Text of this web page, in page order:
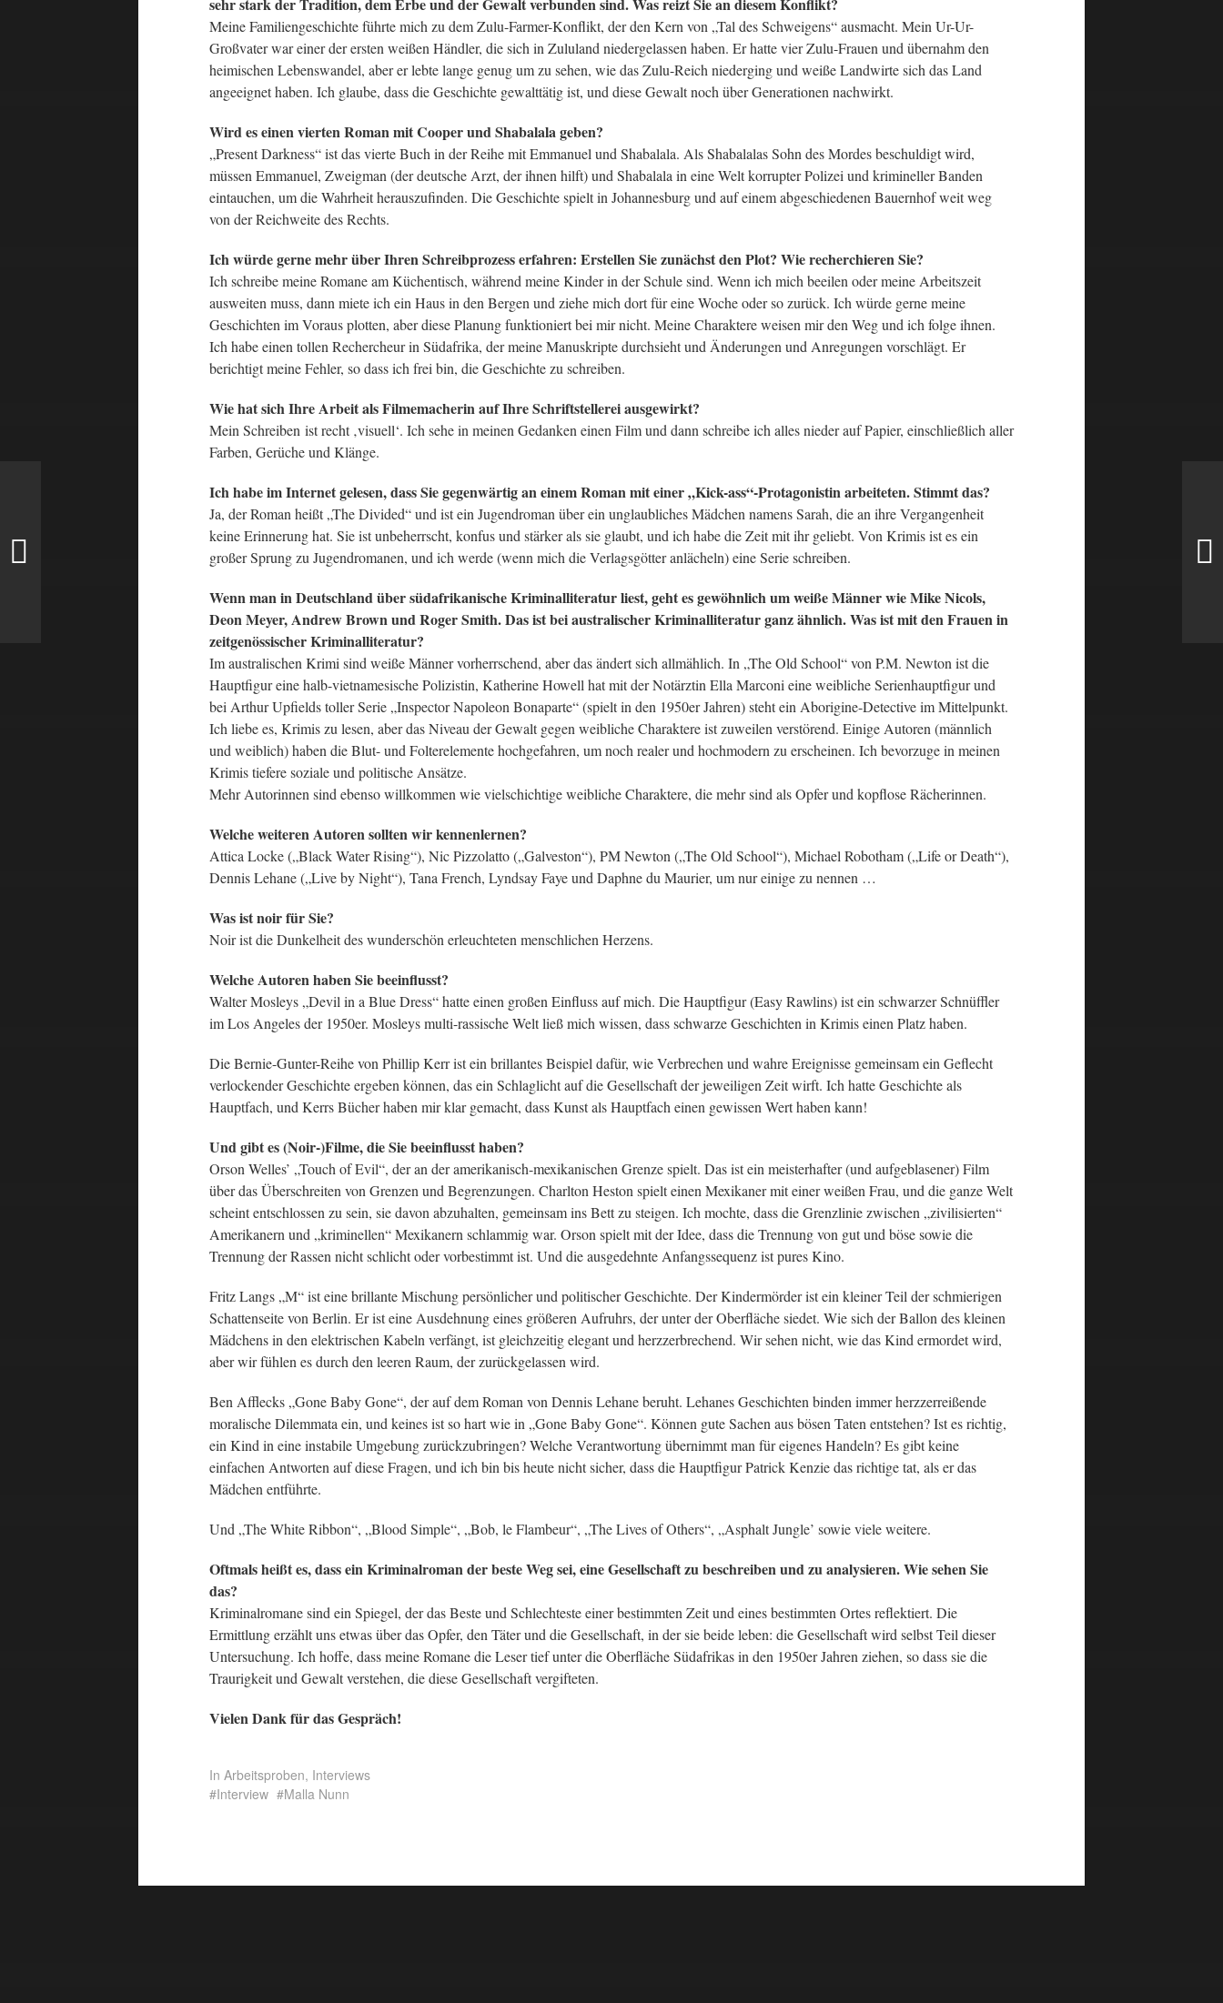
Meine Familiengeschichte führte mich zu dem Zulu-Farmer-Konflikt, der den Kern von „Tal des Schweigens“ ausmacht. Mein Ur-Ur-
Großvater war einer der ersten weißen Händler, die sich in Zululand niedergelassen haben. Er hatte vier Zulu-Frauen und übernahm den
heimischen Lebenswandel, aber er lebte lange genug um zu sehen, wie das Zulu-Reich niederging und weiße Landwirte sich das Land
angeeignet haben. Ich glaube, dass die Geschichte gewalttätig ist, und diese Gewalt noch über Generationen nachwirkt.
Wird es einen vierten Roman mit Cooper und Shabalala geben?
„Present Darkness“ ist das vierte Buch in der Reihe mit Emmanuel und Shabalala. Als Shabalalas Sohn des Mordes beschuldigt wird,
müssen Emmanuel, Zweigman (der deutsche Arzt, der ihnen hilft) und Shabalala in eine Welt korrupter Polizei und krimineller Banden
eintauchen, um die Wahrheit herauszufinden. Die Geschichte spielt in Johannesburg und auf einem abgeschiedenen Bauernhof weit weg
von der Reichweite des Rechts.
Ich würde gerne mehr über Ihren Schreibprozess erfahren: Erstellen Sie zunächst den Plot? Wie recherchieren Sie?
Ich schreibe meine Romane am Küchentisch, während meine Kinder in der Schule sind. Wenn ich mich beeilen oder meine Arbeitszeit
ausweiten muss, dann miete ich ein Haus in den Bergen und ziehe mich dort für eine Woche oder so zurück. Ich würde gerne meine
Geschichten im Voraus plotten, aber diese Planung funktioniert bei mir nicht. Meine Charaktere weisen mir den Weg und ich folge ihnen.
Ich habe einen tollen Rechercheur in Südafrika, der meine Manuskripte durchsieht und Änderungen und Anregungen vorschlägt. Er
berichtigt meine Fehler, so dass ich frei bin, die Geschichte zu schreiben.
Wie hat sich Ihre Arbeit als Filmemacherin auf Ihre Schriftstellerei ausgewirkt?
Mein Schreiben ist recht ‚visuell‘. Ich sehe in meinen Gedanken einen Film und dann schreibe ich alles nieder auf Papier, einschließlich aller
Farben, Gerüche und Klänge.
Ich habe im Internet gelesen, dass Sie gegenwärtig an einem Roman mit einer „Kick-ass“-Protagonistin arbeiteten. Stimmt das?
Ja, der Roman heißt „The Divided“ und ist ein Jugendroman über ein unglaubliches Mädchen namens Sarah, die an ihre Vergangenheit
keine Erinnerung hat. Sie ist unbeherrscht, konfus und stärker als sie glaubt, und ich habe die Zeit mit ihr geliebt. Von Krimis ist es ein
großer Sprung zu Jugendromanen, und ich werde (wenn mich die Verlagsgötter anlächeln) eine Serie schreiben.
Wenn man in Deutschland über südafrikanische Kriminalliteratur liest, geht es gewöhnlich um weiße Männer wie Mike Nicols,
Deon Meyer, Andrew Brown und Roger Smith. Das ist bei australischer Kriminalliteratur ganz ähnlich. Was ist mit den Frauen in
zeitgenössischer Kriminalliteratur?
Im australischen Krimi sind weiße Männer vorherrschend, aber das ändert sich allmählich. In „The Old School“ von P.M. Newton ist die
Hauptfigur eine halb-vietnamesische Polizistin, Katherine Howell hat mit der Notärztin Ella Marconi eine weibliche Serienhauptfigur und
bei Arthur Upfields toller Serie „Inspector Napoleon Bonaparte“ (spielt in den 1950er Jahren) steht ein Aborigine-Detective im Mittelpunkt.
Ich liebe es, Krimis zu lesen, aber das Niveau der Gewalt gegen weibliche Charaktere ist zuweilen verstörend. Einige Autoren (männlich
und weiblich) haben die Blut- und Folterelemente hochgefahren, um noch realer und hochmodern zu erscheinen. Ich bevorzuge in meinen
Krimis tiefere soziale und politische Ansätze.
Mehr Autorinnen sind ebenso willkommen wie vielschichtige weibliche Charaktere, die mehr sind als Opfer und kopflose Rächerinnen.
Welche weiteren Autoren sollten wir kennenlernen?
Attica Locke („Black Water Rising“), Nic Pizzolatto („Galveston“), PM Newton („The Old School“), Michael Robotham („Life or Death“),
Dennis Lehane („Live by Night“), Tana French, Lyndsay Faye und Daphne du Maurier, um nur einige zu nennen …
Was ist noir für Sie?
Noir ist die Dunkelheit des wunderschön erleuchteten menschlichen Herzens.
Welche Autoren haben Sie beeinflusst?
Walter Mosleys „Devil in a Blue Dress“ hatte einen großen Einfluss auf mich. Die Hauptfigur (Easy Rawlins) ist ein schwarzer Schnüffler
im Los Angeles der 1950er. Mosleys multi-rassische Welt ließ mich wissen, dass schwarze Geschichten in Krimis einen Platz haben.
Die Bernie-Gunter-Reihe von Phillip Kerr ist ein brillantes Beispiel dafür, wie Verbrechen und wahre Ereignisse gemeinsam ein Geflecht
verlockender Geschichte ergeben können, das ein Schlaglicht auf die Gesellschaft der jeweiligen Zeit wirft. Ich hatte Geschichte als
Hauptfach, und Kerrs Bücher haben mir klar gemacht, dass Kunst als Hauptfach einen gewissen Wert haben kann!
Und gibt es (Noir-)Filme, die Sie beeinflusst haben?
Orson Welles’ „Touch of Evil“, der an der amerikanisch-mexikanischen Grenze spielt. Das ist ein meisterhafter (und aufgeblasener) Film
über das Überschreiten von Grenzen und Begrenzungen. Charlton Heston spielt einen Mexikaner mit einer weißen Frau, und die ganze Welt
scheint entschlossen zu sein, sie davon abzuhalten, gemeinsam ins Bett zu steigen. Ich mochte, dass die Grenzlinie zwischen „zivilisierten“
Amerikanern und „kriminellen“ Mexikanern schlammig war. Orson spielt mit der Idee, dass die Trennung von gut und böse sowie die
Trennung der Rassen nicht schlicht oder vorbestimmt ist. Und die ausgedehnte Anfangssequenz ist pures Kino.
Fritz Langs „M“ ist eine brillante Mischung persönlicher und politischer Geschichte. Der Kindermörder ist ein kleiner Teil der schmierigen
Schattenseite von Berlin. Er ist eine Ausdehnung eines größeren Aufruhrs, der unter der Oberfläche siedet. Wie sich der Ballon des kleinen
Mädchens in den elektrischen Kabeln verfängt, ist gleichzeitig elegant und herzzerbrechend. Wir sehen nicht, wie das Kind ermordet wird,
aber wir fühlen es durch den leeren Raum, der zurückgelassen wird.
Ben Afflecks „Gone Baby Gone“, der auf dem Roman von Dennis Lehane beruht. Lehanes Geschichten binden immer herzzerreißende
moralische Dilemmata ein, und keines ist so hart wie in „Gone Baby Gone“. Können gute Sachen aus bösen Taten entstehen? Ist es richtig,
ein Kind in eine instabile Umgebung zurückzubringen? Welche Verantwortung übernimmt man für eigenes Handeln? Es gibt keine
einfachen Antworten auf diese Fragen, und ich bin bis heute nicht sicher, dass die Hauptfigur Patrick Kenzie das richtige tat, als er das
Mädchen entführte.
Und „The White Ribbon“, „Blood Simple“, „Bob, le Flambeur“, „The Lives of Others“, „Asphalt Jungle’ sowie viele weitere.
Oftmals heißt es, dass ein Kriminalroman der beste Weg sei, eine Gesellschaft zu beschreiben und zu analysieren. Wie sehen Sie
das?
Kriminalromane sind ein Spiegel, der das Beste und Schlechteste einer bestimmten Zeit und eines bestimmten Ortes reflektiert. Die
Ermittlung erzählt uns etwas über das Opfer, den Täter und die Gesellschaft, in der sie beide leben: die Gesellschaft wird selbst Teil dieser
Untersuchung. Ich hoffe, dass meine Romane die Leser tief unter die Oberfläche Südafrikas in den 1950er Jahren ziehen, so dass sie die
Traurigkeit und Gewalt verstehen, die diese Gesellschaft vergifteten.
Vielen Dank für das Gespräch!
In Arbeitsproben, Interviews
Interview
Malla Nunn